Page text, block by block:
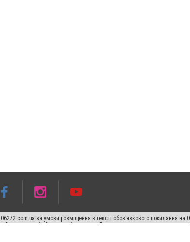
за умови розміщення в тексті обов'язкового посилання
в тексті або в якості джерела. Порушення виняткових прав